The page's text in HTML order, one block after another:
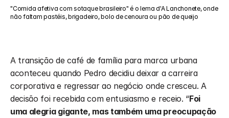
"Comida afetiva com sotaque brasileiro" é o lema d'A Lanchonete, onde
não faltam pastéis, brigadeiro, bolo de cenoura ou pão de queijo
A transição de café de família para marca urbana
aconteceu quando Pedro decidiu deixar a carreira
corporativa e regressar ao negócio onde cresceu. A
decisão foi recebida com entusiasmo e receio. “Foi
uma alegria gigante, mas também uma preocupação